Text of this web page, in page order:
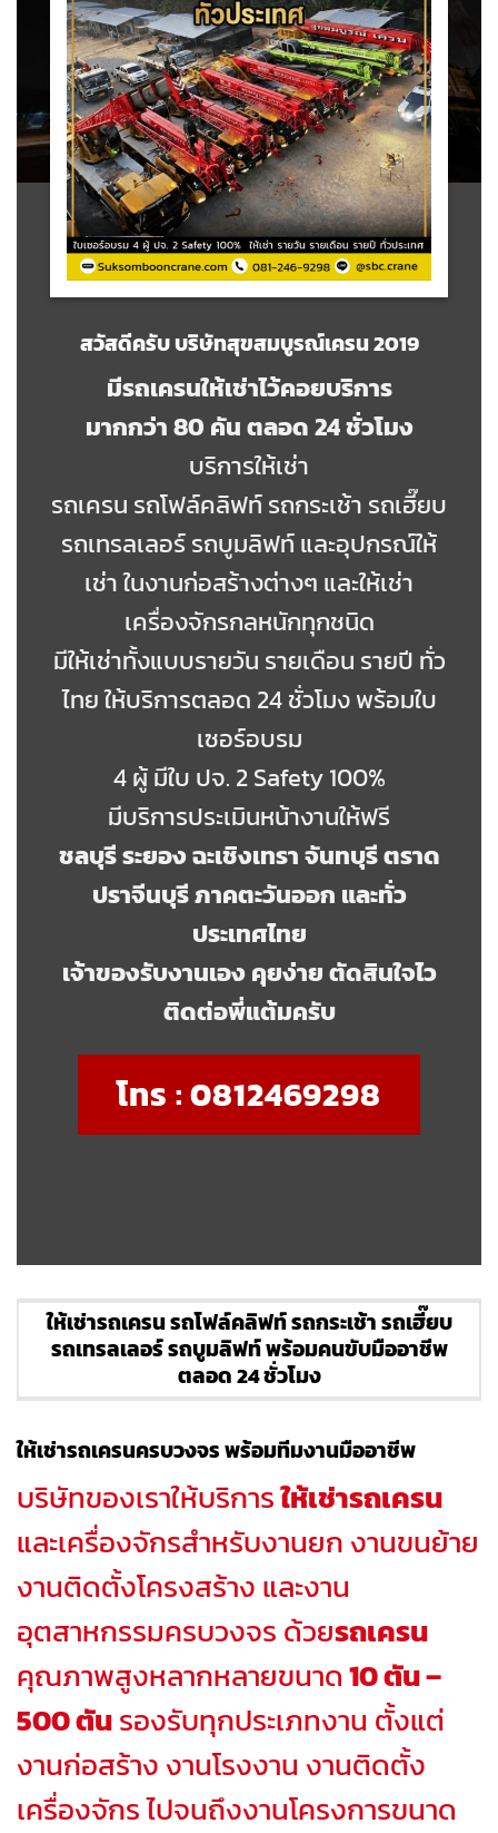
สวัสดีครับ บริษัทสุขสมบูรณ์เครน 2019
มีรถเครนให้เช่าไว้คอยบริการ
มากกว่า 80 คัน ตลอด 24 ชั่วโมง
บริการให้เช่า
รถเครน รถโฟล์คลิฟท์ รถกระเช้า รถเฮี๊ยบ
รถเทรลเลอร์ รถบูมลิฟท์ และอุปกรณ์ให้
เช่า ในงานก่อสร้างต่างๆ และให้เช่า
เครื่องจักรกลหนักทุกชนิด
มีให้เช่าทั้งแบบรายวัน รายเดือน รายปี ทั่ว
ไทย ให้บริการตลอด 24 ชั่วโมง พร้อมใบ
เซอร์อบรม
4 ผู้ มีใบ ปจ. 2 Safety 100%
มีบริการประเมินหน้างานให้ฟรี
ชลบุรี ระยอง ฉะเชิงเทรา จันทบุรี ตราด
ปราจีนบุรี ภาคตะวันออก และทั่ว
ประเทศไทย
เจ้าของรับงานเอง คุยง่าย ตัดสินใจไว
ติดต่อพี่แต้มครับ
โทร : 0812469298
ให้เช่ารถเครน รถโฟล์คลิฟท์ รถกระเช้า รถเฮี๊ยบ
รถเทรลเลอร์ รถบูมลิฟท์ พร้อมคนขับมืออาชีพ
ตลอด 24 ชั่วโมง
ให้เช่ารถเครนครบวงจร พร้อมทีมงานมืออาชีพ
บริษัทของเราให้บริการให้เช่ารถเครน
และเครื่องจักรสำหรับงานยก งานขนย้าย
งานติดตั้งโครงสร้าง และงาน
อุตสาหกรรมครบวงจร ด้วยรถเครน
คุณภาพสูงหลากหลายขนาด10 ตัน –
500 ตันรองรับทุกประเภทงาน ตั้งแต่
งานก่อสร้าง งานโรงงาน งานติดตั้ง
เครื่องจักร ไปจนถึงงานโครงการขนาด